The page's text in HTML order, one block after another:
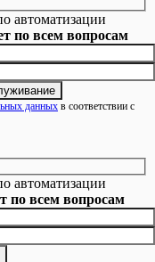
автоматизации
по всем вопросам
данных в соответствии с
автоматизации
по всем вопросам